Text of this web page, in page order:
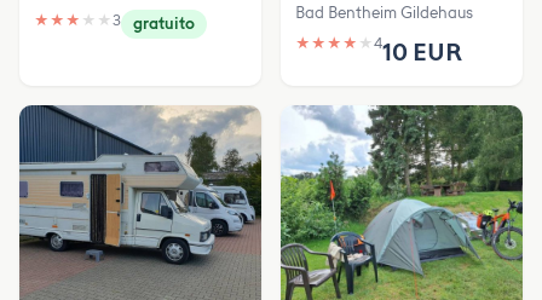
★ ★ ★ ★ ★ 3 gratuito
Bad Bentheim Gildehaus
★ ★ ★ ★ ★ 410 EUR